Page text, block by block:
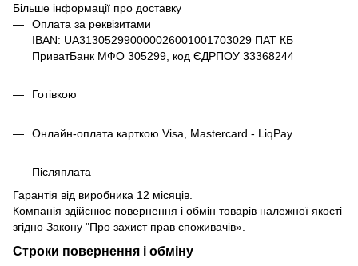
Більше інформації про доставку
Оплата за реквізитами
IBAN: UA313052990000026001001703029 ПАТ КБ
ПриватБанк МФО 305299, код ЄДРПОУ 33368244
Готівкою
Онлайн-оплата карткою Visa, Mastercard - LiqPay
Післяплата
Гарантія від виробника 12 місяців.
Компанія здійснює повернення і обмін товарів належної якості
згідно Закону "Про захист прав споживачів»
Строки повернення і обміну